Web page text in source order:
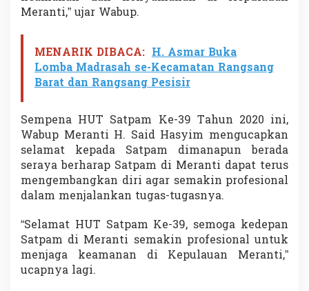
i
a
K
e
p
a
S
p
a
Meranti,” ujar Wabup.
MENARIK DIBACA: H. Asmar Buka
Lomba Madrasah se-Kecamatan Rangsang
Barat dan Rangsang Pesisir
Sempena HUT Satpam Ke-39 Tahun 2020 ini,
Wabup Meranti H. Said Hasyim mengucapkan
selamat kepada Satpam dimanapun berada
seraya berharap Satpam di Meranti dapat terus
mengembangkan diri agar semakin profesional
dalam menjalankan tugas-tugasnya.
“Selamat HUT Satpam Ke-39, semoga kedepan
Satpam di Meranti semakin profesional untuk
menjaga keamanan di Kepulauan Meranti,”
ucapnya lagi.